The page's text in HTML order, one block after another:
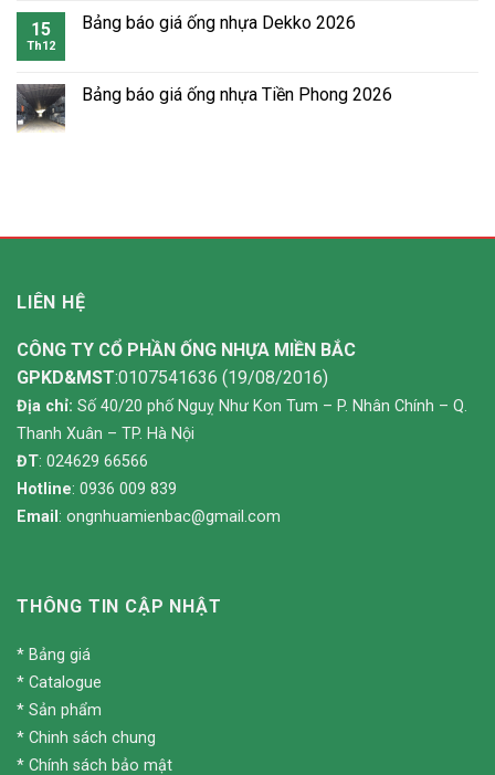
15
Th12
Bảng báo giá ống nhựa Dekko 2026
Bảng báo giá ống nhựa Tiền Phong 2026
LIÊN HỆ
CÔNG TY CỔ PHẦN ỐNG NHỰA MIỀN BẮC
GPKD&MST:0107541636 (19/08/2016)
Địa chỉ: Số 40/20 phố Nguỵ Như Kon Tum – P. Nhân Chính – Q.
Thanh Xuân – TP. Hà Nội
ĐT: 024629 66566
Hotline: 0936 009 839
Email : ongnhuamienbac@gmail.com
THÔNG TIN CẬP NHẬT
* Bảng giá
* Catalogue
* Sản phẩm
* Chinh sách chung
* Chính sách bảo mật